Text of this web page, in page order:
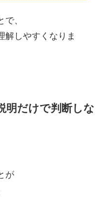
、
解しやすくなりま
明だけで判断しな
が